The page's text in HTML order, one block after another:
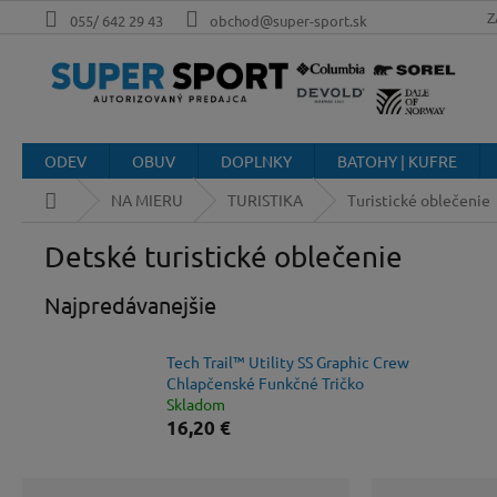
055/ 642 29 43 obchod@super-sport.sk
ODEV OBUV DOPLNKY BATOHY | KUFRE
DomovNA MIERU TURISTIKA Turistické oblečenie
Detské turistické oblečenie
Najpredávanejšie
Tech Trail™ Utility SS Graphic Crew
Chlapčenské Funkčné Tričko
Skladom
16,20 €